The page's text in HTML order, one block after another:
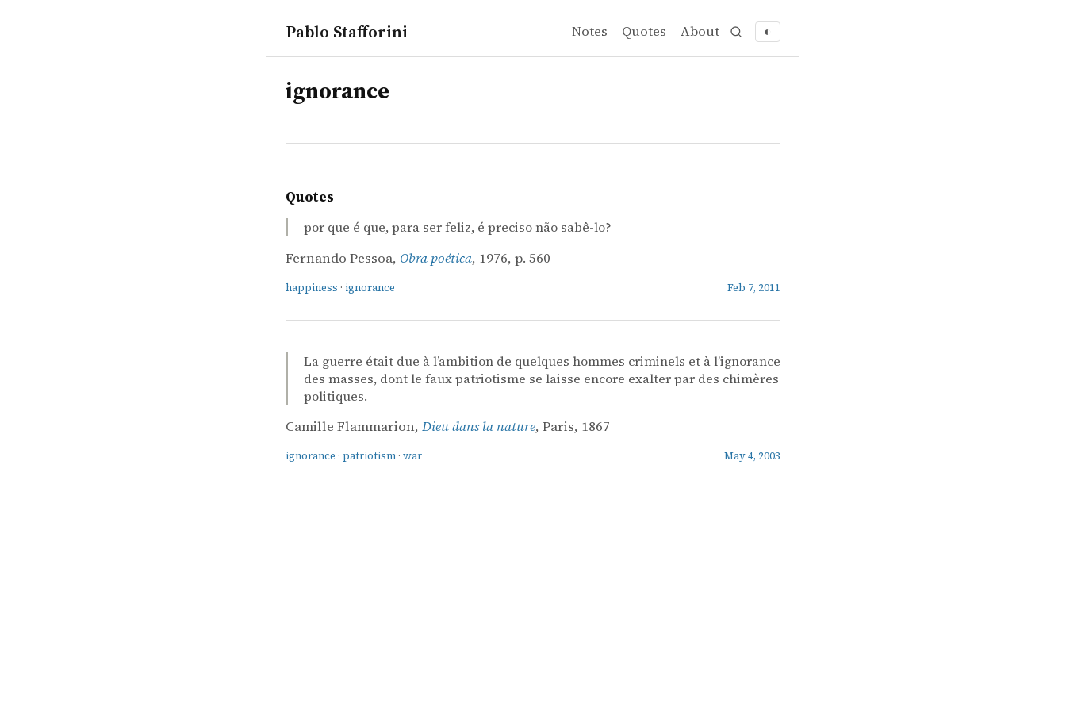
Pablo Stafforini Notes Quotes About ◐
tags
ignorance
Quotes
por que é que, para ser feliz, é preciso não sabê-lo?
Fernando Pessoa, Obra poética, 1976, p. 560
happiness · ignorance Feb 7, 2011
La guerre était due à l’ambition de quelques hommes criminels et à l’ignorance
des masses, dont le faux patriotisme se laisse encore exalter par des chimères
politiques.
Camille Flammarion, Dieu dans la nature, Paris, 1867
ignorance · patriotism · war May 4, 2003